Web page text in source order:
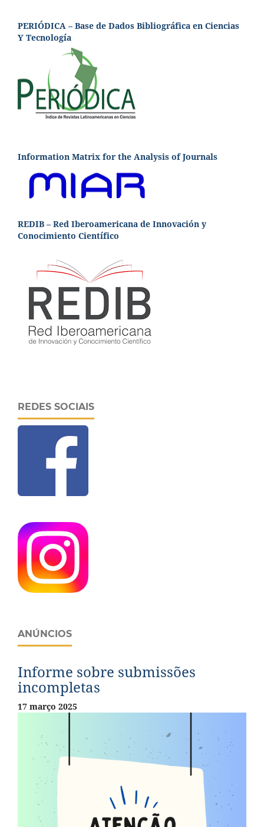
PERIÓDICA – Base de Dados Bibliográfica en Ciencias
Y Tecnología
Information Matrix for the Analysis of Journals
REDIB – Red Iberoamericana de Innovación y
Conocimiento Científico
REDES SOCIAIS
ANÚNCIOS
Informe sobre submissões
incompletas
17 março 2025